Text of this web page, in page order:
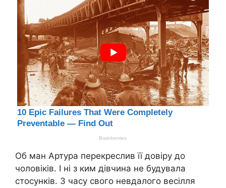
Об ман Артура перекреслив її довіру до
чоловіків. І ні з ким дівчина не будувала
стосунків. З часу свого невдалого весілля